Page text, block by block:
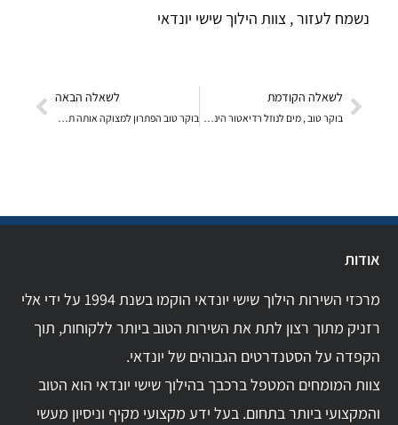
נשמח לעזור , צוות הילוך שישי יונדאי
לשאלה הקודמת לשאלה הבאה
אודות
מרכזי השירות הילוך שישי יונדאי הוקמו בשנת 1994 על ידי אלי
רזניק מתוך רצון לתת את השירות הטוב ביותר ללקוחות, תוך
הקפדה על הסטנדרטים הגבוהים של יונדאי.
צוות המומחים המטפל ברכבך בהילוך שישי יונדאי הוא הטוב
והמקצועי ביותר בתחום. בעל ידע מקצועי מקיף וניסיון מעשי